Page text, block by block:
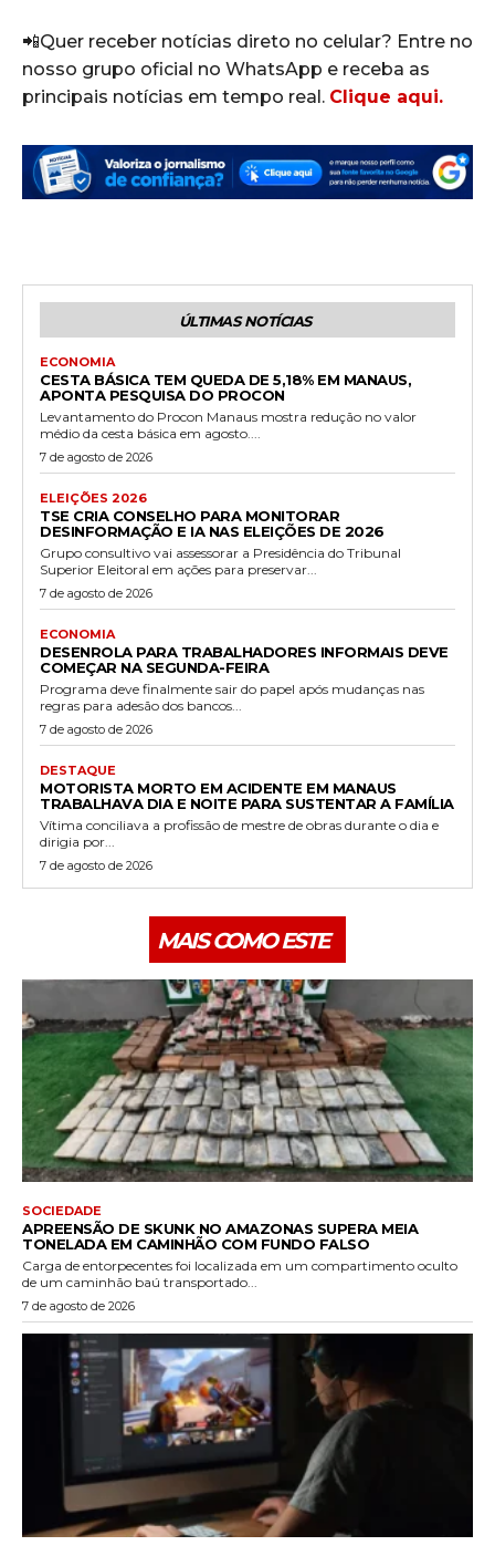
📲Quer receber notícias direto no celular? Entre no
nosso grupo oficial no WhatsApp e receba as
principais notícias em tempo real. Clique aqui.
ÚLTIMAS NOTÍCIAS
ECONOMIA
CESTA BÁSICA TEM QUEDA DE 5,18% EM MANAUS,
APONTA PESQUISA DO PROCON
Levantamento do Procon Manaus mostra redução no valor
médio da cesta básica em agosto....
7 de agosto de 2026
ELEIÇÕES 2026
TSE CRIA CONSELHO PARA MONITORAR
DESINFORMAÇÃO E IA NAS ELEIÇÕES DE 2026
Grupo consultivo vai assessorar a Presidência do Tribunal
Superior Eleitoral em ações para preservar...
7 de agosto de 2026
ECONOMIA
DESENROLA PARA TRABALHADORES INFORMAIS DEVE
COMEÇAR NA SEGUNDA-FEIRA
Programa deve finalmente sair do papel após mudanças nas
regras para adesão dos bancos...
7 de agosto de 2026
DESTAQUE
MOTORISTA MORTO EM ACIDENTE EM MANAUS
TRABALHAVA DIA E NOITE PARA SUSTENTAR A FAMÍLIA
Vítima conciliava a profissão de mestre de obras durante o dia e
dirigia por...
7 de agosto de 2026
MAIS COMO ESTE
SOCIEDADE
APREENSÃO DE SKUNK NO AMAZONAS SUPERA MEIA
TONELADA EM CAMINHÃO COM FUNDO FALSO
Carga de entorpecentes foi localizada em um compartimento oculto
de um caminhão baú transportado...
7 de agosto de 2026